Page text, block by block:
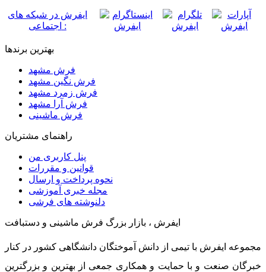
ایفرش در شبکه های
اجتماعی :
بهترین برندها
فرش مشهد
فرش نگین مشهد
فرش زمرد مشهد
فرش آرا مشهد
فرش ماشینی
راهنمای مشتریان
پنل کاربری من
قوانین و مقررات
نحوه پرداخت و ارسال
مجله خبری آموزشی
دلنوشته های فرشی
ایفرش ، بازار بزرگ فرش ماشینی و دستبافت
مجموعه ایفرش با تیمی از دانش آموختگان دانشگاهی کشور در کنار
خبرگان صنعت و با حمایت و همکاری جمعی از بهترین و بزرگترین